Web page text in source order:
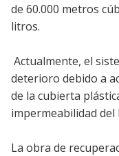
de 60.000 metros
litros.
Actualmente, el
deterioro debido a
de la cubierta
impermeabilidad del
La obra de